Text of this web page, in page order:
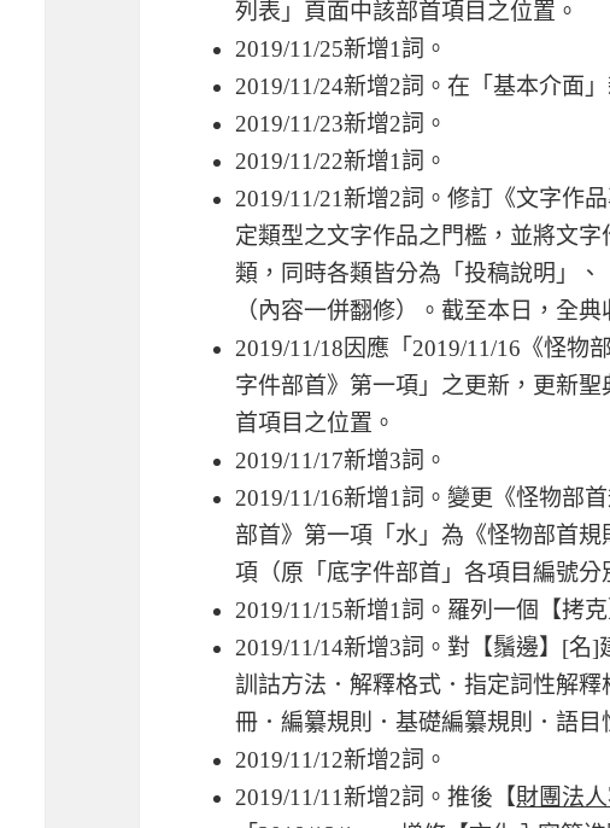
列表」頁面中該部首項目之位置。
2019/11/25新增1詞。
2019/11/24新增2詞。在「基本介面
2019/11/23新增2詞。
2019/11/22新增1詞。
2019/11/21新增2詞。修訂《文字作
定類型之文字作品之門檻，並將文
類，同時各類皆分為「投稿說明」
（內容一併翻修）。截至本日，全
2019/11/18因應「2019/11/16《怪物
字件部首》第一項」之更新，更新
首項目之位置。
2019/11/17新增3詞。
2019/11/16新增1詞。變更《怪物部
部首》第一項「水」為《怪物部首
項（原「底字件部首」各項目編號分
2019/11/15新增1詞。羅列一個【拷
2019/11/14新增3詞。對【鬚邊】[名
訓詁方法．解釋格式．指定詞性解
冊．編纂規則．基礎編纂規則．語
2019/11/12新增2詞。
2019/11/11新增2詞。推後【財團法